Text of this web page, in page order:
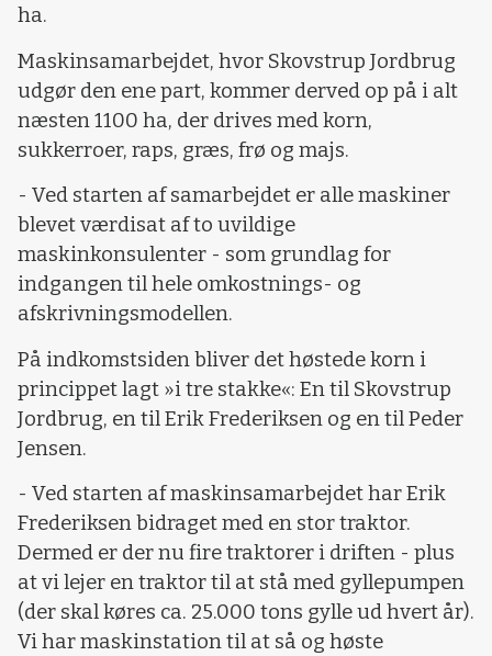
ha.
Maskinsamarbejdet, hvor Skovstrup Jordbrug
udgør den ene part, kommer derved op på i alt
næsten 1100 ha, der drives med korn,
sukkerroer, raps, græs, frø og majs.
- Ved starten af samarbejdet er alle maskiner
blevet værdisat af to uvildige
maskinkonsulenter - som grundlag for
indgangen til hele omkostnings- og
afskrivningsmodellen.
På indkomstsiden bliver det høstede korn i
princippet lagt »i tre stakke«: En til Skovstrup
Jordbrug, en til Erik Frederiksen og en til Peder
Jensen.
- Ved starten af maskinsamarbejdet har Erik
Frederiksen bidraget med en stor traktor.
Dermed er der nu fire traktorer i driften - plus
at vi lejer en traktor til at stå med gyllepumpen
(der skal køres ca. 25.000 tons gylle ud hvert år).
Vi har maskinstation til at så og høste